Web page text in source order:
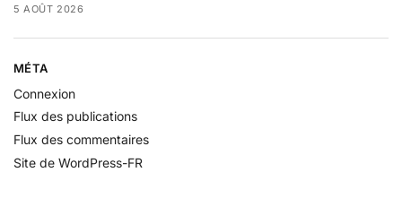
5 AOÛT 2026
MÉTA
Connexion
Flux des publications
Flux des commentaires
Site de WordPress-FR